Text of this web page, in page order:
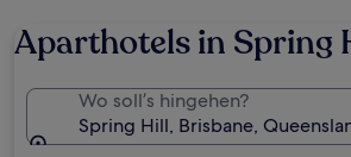
Aparthotels in Spring
Wo soll’s hingehen?
Spring Hill, Brisbane,